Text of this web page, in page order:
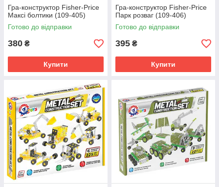
Гра-конструктор Fisher-Price
Максі болтики (109-405)
Готово до відправки
380 ₴
Купити
Гра-конструктор Fisher-Price
Парк розваг (109-406)
Готово до відправки
395 ₴
Купити